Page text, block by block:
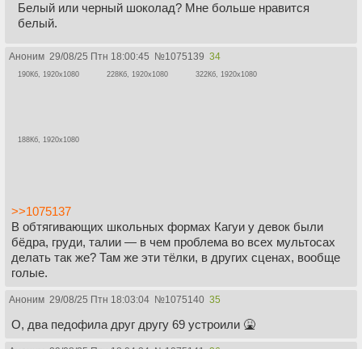
Белый или черный шоколад? Мне больше нравится
белый.
Аноним 29/08/25 Птн 18:00:45 №1075139 34
190Кб, 1920x1080 228Кб, 1920x1080 322Кб, 1920x1080
188Кб, 1920x1080
>>1075137
В обтягивающих школьных формах Кагуи у девок были
бёдра, груди, талии — в чем проблема во всех мультосах
делать так же? Там же эти тёлки, в других сценах, вообще
голые.
Аноним 29/08/25 Птн 18:03:04 №1075140 35
О, два педофила друг другу 69 устроили 🤮